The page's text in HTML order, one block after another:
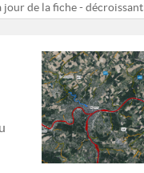
jour de la fiche - décroissant